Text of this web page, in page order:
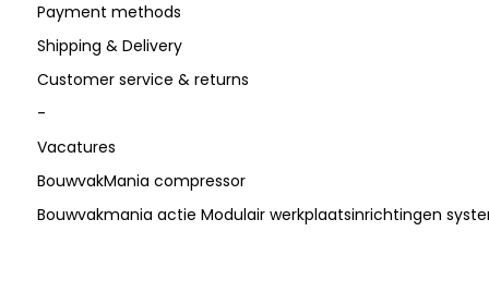
Payment methods
Shipping & Delivery
Customer service & returns
-
Vacatures
BouwvakMania compressor
Bouwvakmania actie Modulair werkplaatsinrichtingen